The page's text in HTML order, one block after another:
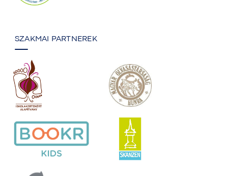
SZAKMAI PARTNEREK